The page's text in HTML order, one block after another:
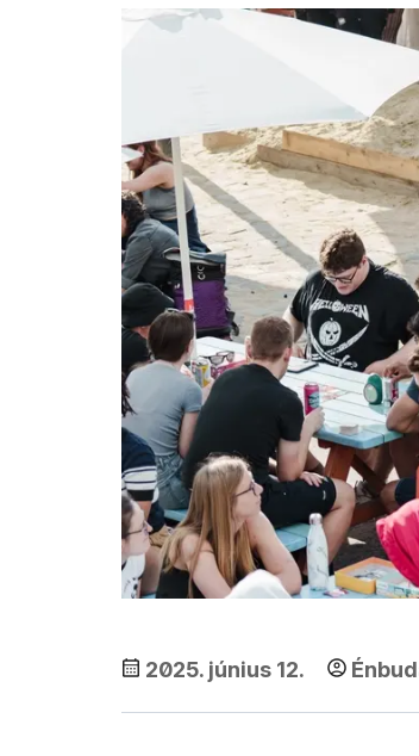
2025. június 12.